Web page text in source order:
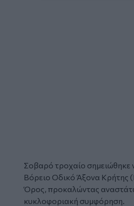
Σοβαρό τροχαίο σημειώθηκε
Βόρειο Οδικό Άξονα Κρήτης (
Όρος, προκαλώντας
κυκλοφοριακή συμφόρηση.